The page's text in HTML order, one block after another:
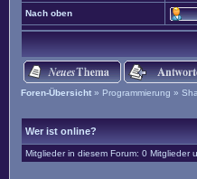
Nach oben
Foren-Übersicht » Programmierung »
Wer ist online?
Mitglieder in diesem Forum: 0 Mitglieder